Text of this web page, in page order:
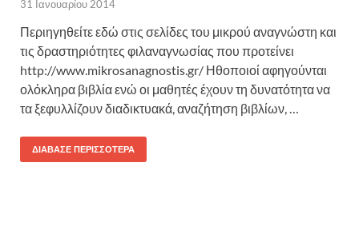
31 Ιανουαρίου 2014
Περιηγηθείτε εδώ στις σελίδες του μικρού αναγνώστη και
τις δραστηριότητες φιλαναγνωσίας που προτείνει
http://www.mikrosanagnostis.gr/ Ηθοποιοί αφηγούνται
ολόκληρα βιβλία ενώ οι μαθητές έχουν τη δυνατότητα να
τα ξεφυλλίζουν διαδικτυακά, αναζήτηση βιβλίων, …
ΔΙΆΒΑΣΕ ΠΕΡΙΣΣΌΤΕΡΑ